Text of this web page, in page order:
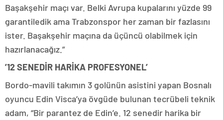
Başakşehir maçı var. Belki Avrupa kupalarını yüzde 99
garantiledik ama Trabzonspor her zaman bir fazlasını
ister. Başakşehir maçına da üçüncü olabilmek için
hazırlanacağız.”
’12 SENEDİR HARİKA PROFESYONEL’
Bordo-mavili takımın 3 golünün asistini yapan Bosnalı
oyuncu Edin Visca’ya övgüde bulunan tecrübeli teknik
adam, “Bir parantez de Edin’e. 12 senedir harika bir